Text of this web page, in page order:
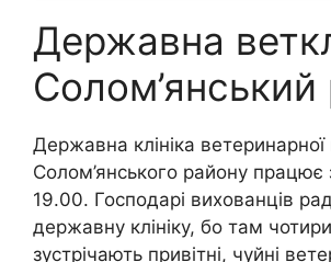
Державна
Солом’янський
Державна клініка
Солом’янського району
19.00. Господарі вихованців
державну клініку, бо там
зустрічають привітні, чуйні